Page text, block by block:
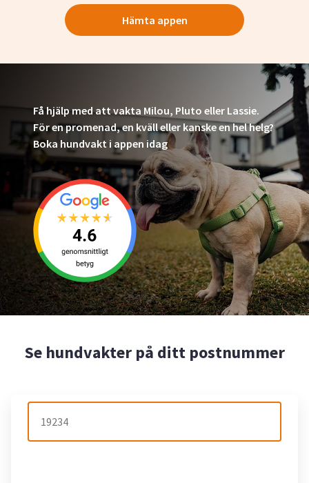
Hämta appen
Få hjälp med att vakta Milou, Pluto eller Lassie.
För en promenad, en kväll eller kanske en hel helg?
Boka hundvakt i appen idag
Se hundvakter på ditt postnummer